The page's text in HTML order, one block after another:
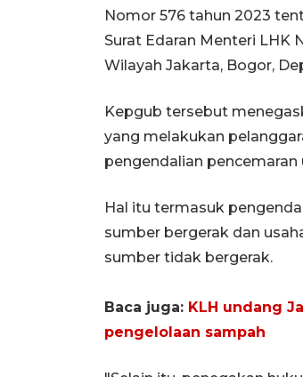
Nomor 576 tahun 2023
Surat Edaran Menteri LHK
Wilayah Jakarta, Bogor,
Kepgub tersebut
yang melakukan
pengendalian
Hal itu termasuk
sumber bergerak dan
sumber tidak bergerak.
Baca juga: KLH undang
pengelolaan sampah